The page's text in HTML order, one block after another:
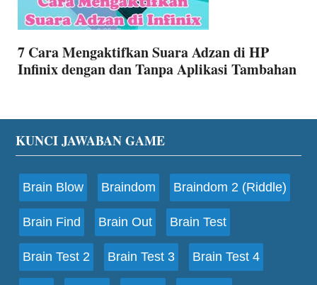
7 Cara Mengaktifkan Suara Adzan di HP
Infinix dengan dan Tanpa Aplikasi Tambahan
Footer
KUNCI JAWABAN GAME
Brain Blow Braindom Braindom 2 (Riddle)
Brain Find Brain Out Brain Test
Brain Test 2 Brain Test 3 Brain Test 4